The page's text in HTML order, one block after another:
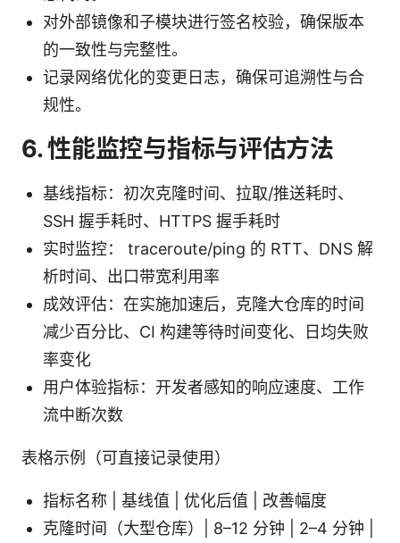
对外部镜像和子模块进行签名校验，确保版本
的一致性与完整性。
记录网络优化的变更日志，确保可追溯性与合
规性。
6. 性能监控与指标与评估方法
基线指标：初次克隆时间、拉取/推送耗时、
SSH 握手耗时、HTTPS 握手耗时
实时监控： traceroute/ping 的 RTT、DNS 解
析时间、出口带宽利用率
成效评估：在实施加速后，克隆大仓库的时间
减少百分比、CI 构建等待时间变化、日均失败
率变化
用户体验指标：开发者感知的响应速度、工作
流中断次数
表格示例（可直接记录使用）
指标名称 | 基线值 | 优化后值 | 改善幅度
克隆时间（大型仓库）| 8–12 分钟 | 2–4 分钟 |